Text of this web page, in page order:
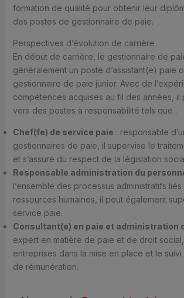
formation de qualité pour obtenir leur
des postes de gestionnaire de paie.
Perspectives d’évolution de carrière
En début de carrière, le gestionnaire de
généralement un poste d’assistant(e) paie
gestionnaire de paie junior. Avec de
compétences acquises au fil des années, il
vers des postes à responsabilité tels que :
Chef(fe) de service paie : responsable
gestionnaires de paie, il supervise le
et s’assure du respect de la législation
Responsable administration du
l’ensemble des processus administratifs
ressources humaines, il peut également
service paie.
Consultant(e) en paie et administration
expert en matière de paie et de droit
entreprises dans la mise en place et le
de rémunération.